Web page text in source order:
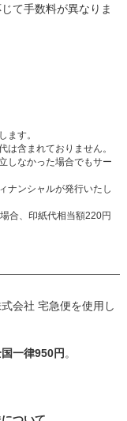
て手数料が異なりま
ます。
含まれておりません。
しなかった場合でもサー
ナンシャルが発行いたし
合、印紙代相当額220円
会社 宅急便を使用し
一律950円 。